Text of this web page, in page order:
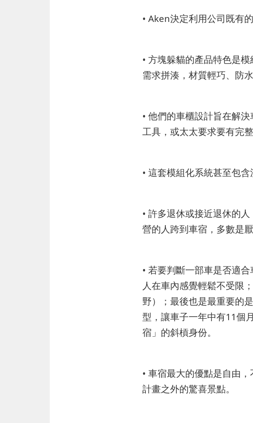
• Aken決定利用公司既有
• 方塊躲貓的產品特色是
需求拼湊，材質輕巧、防水
• 他們的車櫃設計旨在解
工具，或太太要求要有完整
• 這套模組化系統甚至包含
• 許多退休或接近退休的
營的人跨到車宿，多數是
• 若要判斷一部車是否適
人在車內感覺輕鬆不受限
野）；最後也是最重要的
型，讓車子一年中有11個
宿」的斜槓身份。
• 車宿最大的優點是自由
計畫之外的驚喜景點。